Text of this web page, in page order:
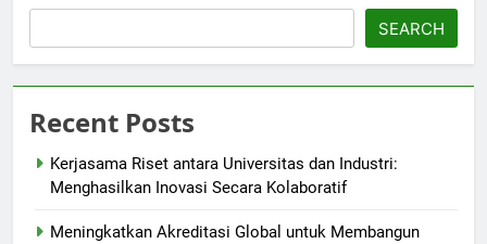
SEARCH
Recent Posts
Kerjasama Riset antara Universitas dan Industri:
Menghasilkan Inovasi Secara Kolaboratif
Meningkatkan Akreditasi Global untuk Membangun